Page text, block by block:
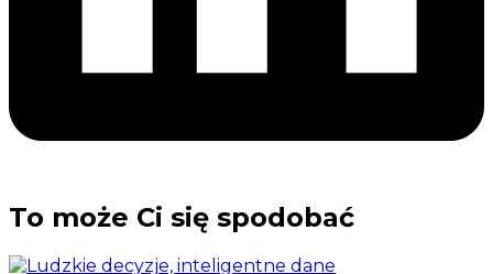
To może Ci się spodobać